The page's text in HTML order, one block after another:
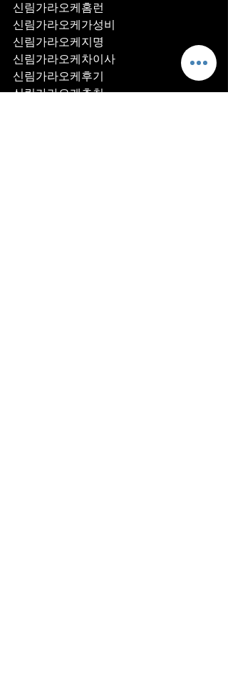
신림가라오케홈런
신림가라오케가성비
신림가라오케지명
신림가라오케차이사
신림가라오케후기
신림가라오케추천